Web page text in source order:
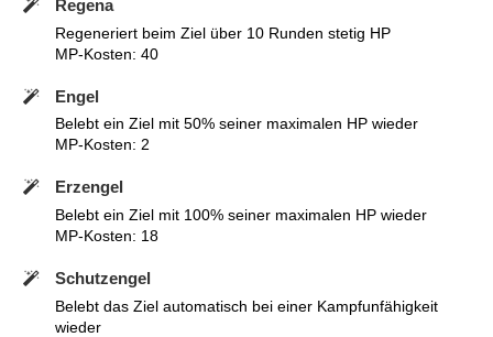
Regena
Regeneriert beim Ziel über 10 Runden stetig HP
MP-Kosten: 40
Engel
Belebt ein Ziel mit 50% seiner maximalen HP wieder
MP-Kosten: 2
Erzengel
Belebt ein Ziel mit 100% seiner maximalen HP wieder
MP-Kosten: 18
Schutzengel
Belebt das Ziel automatisch bei einer Kampfunfähigkeit
wieder